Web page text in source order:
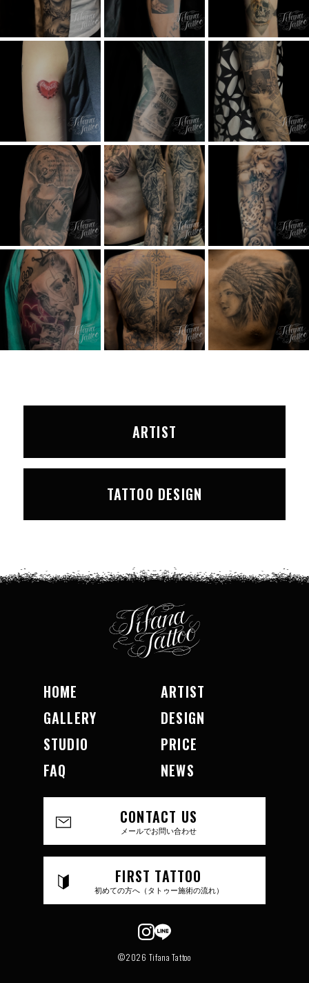
ARTIST
TATTOO DESIGN
HOME
ARTIST
GALLERY
DESIGN
STUDIO
PRICE
FAQ
NEWS
CONTACT US
メールでお問い合わせ
FIRST TATTOO
初めての方へ（タトゥー施術の流れ）
©2026 Tifana Tattoo